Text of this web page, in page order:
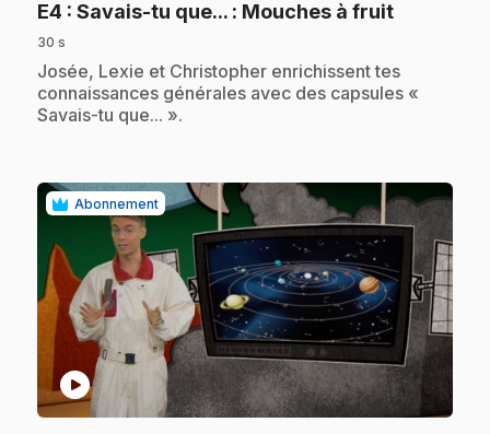
E4 : Savais-tu que... : Mouches à fruit.
30 s
.Josée, Lexie et Christopher enrichissent tes
connaissances générales avec des capsules «
Savais-tu que... ».
Abonnement
play_circle